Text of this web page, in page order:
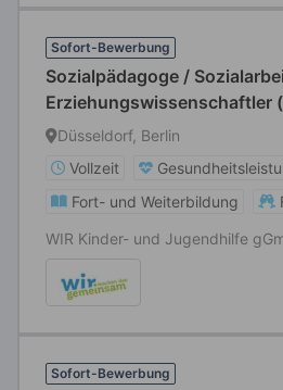
Sofort-Bewerbung
Sozialpädagoge /
Erziehungswissenschaftler
Düsseldorf, Berlin
Vollzeit
Fort- und Weiterbildung
WIR Kinder- und Jugendhilfe
Sofort-Bewerbung